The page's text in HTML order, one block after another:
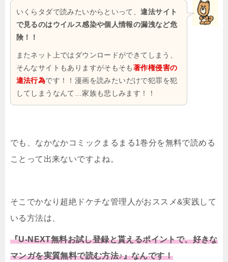
いくらタダで読みたいからといって、違法サイト
で見るのはウイルス感染や個人情報の漏洩など危
険！！
またネット上ではダウンロードができてしまう、
そんなサイトもありますがそもそも著作権侵害の
違法行為です！！漫画を読みたいだけで犯罪を犯
してしまうなんて…家族も悲しみます！！
でも、なかなかコミックまるまる1巻分を無料で読める
ことって出来ないですよね。
そこでかなり超絶ドケチな管理人がおススメ&実践して
いる方法は、
『U-NEXT無料お試し登録と貰えるポイントで、好きな
マンガを実質無料で読む方法♪』なんです！